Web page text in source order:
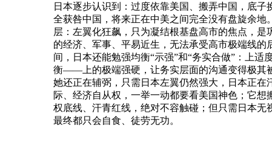
日本逐步认识到：过度依靠美国、搬弄中国，底
全获咎中国，将来正在中美之间完全没有盘旋余地
层：左翼化狂飙，只为凝结根基盘高市的焦点，
的经济、军事、平易近生，无法承受高市极端线
间，日本还能勉强均衡“示强”和“务实合做”：上
衡——上的极端强硬，让务实层面的沟通变得极其
她还正在辅弼，只需日本左翼仍然强大，日本正
际、经济自从权，一举一动都要看美国神色；它
权底线、汗青红线，绝对不容触碰；但只需日本
最终都只会自食、徒劳无功。